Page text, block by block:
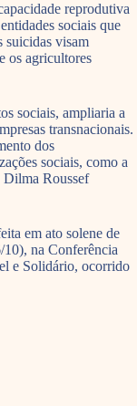
reprodutiva
sociais que
suicidas visam
os agricultores
sociais, ampliaria a
transnacionais.
dos
sociais, como a
Dilma Roussef
em ato solene de
na Conferência
e Solidário, ocorrido